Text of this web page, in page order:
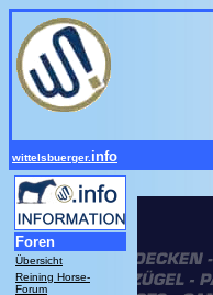
wittelsbuerger. info
Foren
Übersicht
Reining Horse-
Forum